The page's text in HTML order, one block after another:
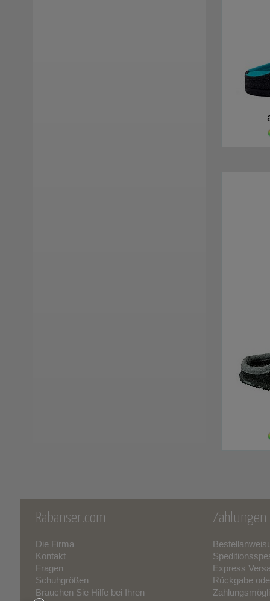
Rabanser.com
Die Firma
Kontakt
Fragen
Schuhgrößen
Brauchen Sie Hilfe bei Ihren
Express
Rückgabe